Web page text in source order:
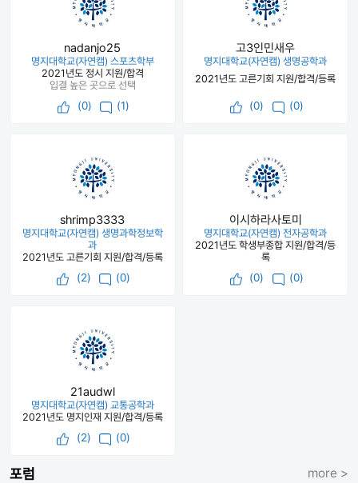
nadanjo25
명지대학교(자연캠) 스포츠학부
2021년도 정시 지원/합격
입결 높은 곳으로 선택
(0) (1)
고3인민새우
명지대학교(자연캠) 생명공학과
2021년도 고른기회 지원/합격/등록
(0) (0)
shrimp3333
명지대학교(자연캠) 생명과학정보학
과
2021년도 고른기회 지원/합격/등록
(2) (0)
이시하라사토미
명지대학교(자연캠) 전자공학과
2021년도 학생부종합 지원/합격/등
록
(0) (0)
21audwl
명지대학교(자연캠) 교통공학과
2021년도 명지인재 지원/합격/등록
(2) (0)
포럼 more >